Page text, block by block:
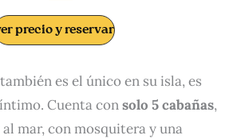
precio y reservar
también es el único en su isla, es
Cuenta consolo 5 cabañas,
mar, con mosquitera y una